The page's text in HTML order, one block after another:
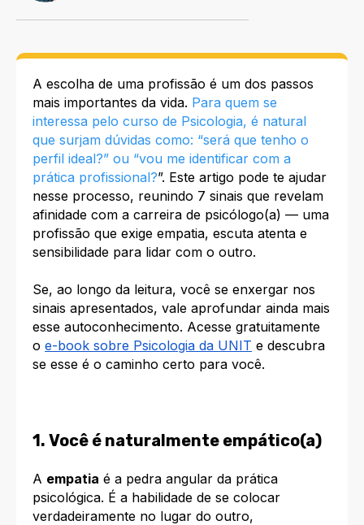
A escolha de uma profissão é um dos passos
mais importantes da vida. Para quem se
interessa pelo curso de Psicologia, é natural
que surjam dúvidas como: “será que tenho o
perfil ideal?” ou “vou me identificar com a
prática profissional?”. Este artigo pode te ajudar
nesse processo, reunindo 7 sinais que revelam
afinidade com a carreira de psicólogo(a) — uma
profissão que exige empatia, escuta atenta e
sensibilidade para lidar com o outro.
Se, ao longo da leitura, você se enxergar nos
sinais apresentados, vale aprofundar ainda mais
esse autoconhecimento. Acesse gratuitamente
o e-book sobre Psicologia da UNIT e descubra
se esse é o caminho certo para você.
1. Você é naturalmente empático(a)
A empatia é a pedra angular da prática
psicológica. É a habilidade de se colocar
verdadeiramente no lugar do outro,